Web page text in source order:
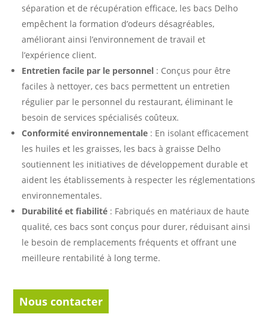
séparation et de récupération efficace, les bacs Delho
empêchent la formation d’odeurs désagréables,
améliorant ainsi l’environnement de travail et
l’expérience client.
Entretien facile par le personnel : Conçus pour être
faciles à nettoyer, ces bacs permettent un entretien
régulier par le personnel du restaurant, éliminant le
besoin de services spécialisés coûteux.
Conformité environnementale : En isolant efficacement
les huiles et les graisses, les bacs à graisse Delho
soutiennent les initiatives de développement durable et
aident les établissements à respecter les réglementations
environnementales.
Durabilité et fiabilité : Fabriqués en matériaux de haute
qualité, ces bacs sont conçus pour durer, réduisant ainsi
le besoin de remplacements fréquents et offrant une
meilleure rentabilité à long terme.
Nous contacter